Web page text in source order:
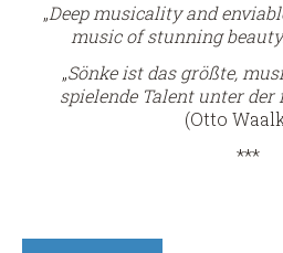
„Deep musicality and
music of stunning
„Sönke ist das größte,
spielende Talent unter der
(Otto
***